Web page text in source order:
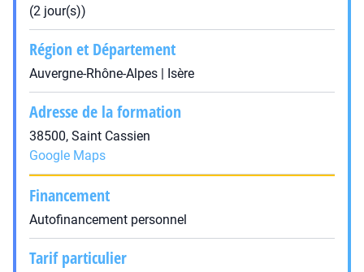
(2 jour(s))
Région et Département
Auvergne-Rhône-Alpes | Isère
Adresse de la formation
38500, Saint Cassien
Google Maps
Financement
Autofinancement personnel
Tarif particulier